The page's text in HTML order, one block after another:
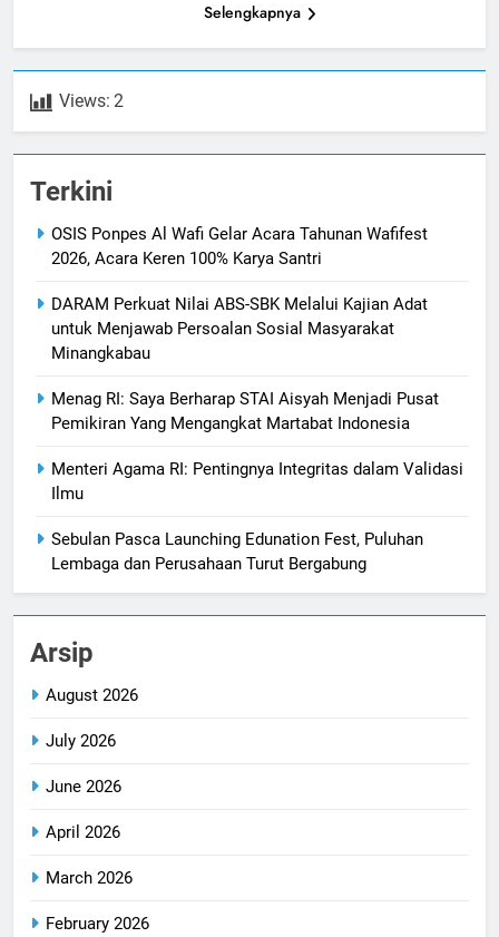
Selengkapnya
Views: 2
Terkini
OSIS Ponpes Al Wafi Gelar Acara Tahunan Wafifest
2026, Acara Keren 100% Karya Santri
DARAM Perkuat Nilai ABS-SBK Melalui Kajian Adat
untuk Menjawab Persoalan Sosial Masyarakat
Minangkabau
Menag RI: Saya Berharap STAI Aisyah Menjadi Pusat
Pemikiran Yang Mengangkat Martabat Indonesia
Menteri Agama RI: Pentingnya Integritas dalam Validasi
Ilmu
Sebulan Pasca Launching Edunation Fest, Puluhan
Lembaga dan Perusahaan Turut Bergabung
Arsip
August 2026
July 2026
June 2026
April 2026
March 2026
February 2026